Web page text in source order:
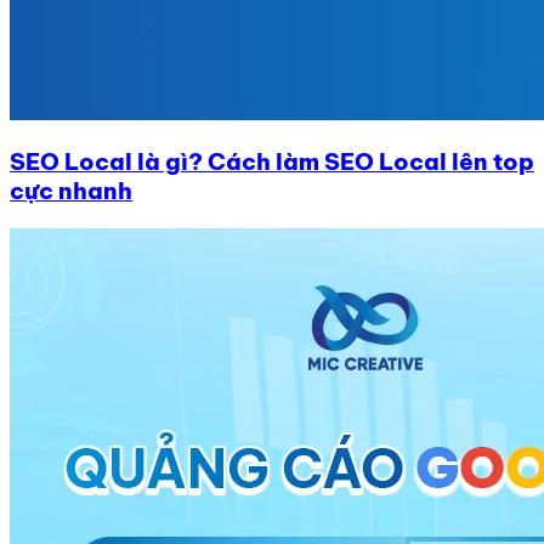
SEO Local là gì? Cách làm SEO Local lên top
cực nhanh